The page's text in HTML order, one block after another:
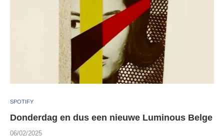
SPOTIFY
Donderdag en dus een nieuwe Luminous Belge
06/02/2025